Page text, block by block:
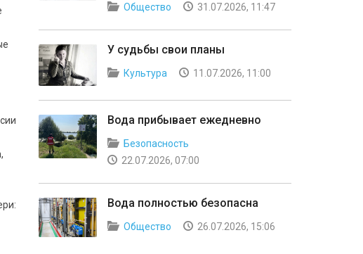
Общество 31.07.2026, 11:47
У судьбы свои планы
Культура 11.07.2026, 11:00
Вода прибывает ежедневно
Безопасность
22.07.2026, 07:00
Вода полностью безопасна
Общество 26.07.2026, 15:06